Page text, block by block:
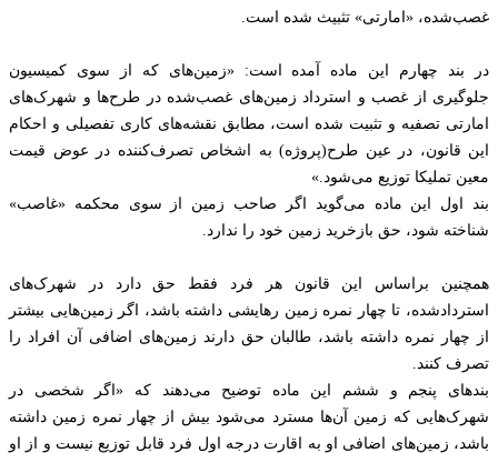
غصب‌شده، «امارتی» تثبیث شده است.
در بند چهارم این ماده آمده است: «زمین‌های که از سوی کمیسیون
جلوگیری از غصب و استرداد زمین‌های غصب‌شده در طرح‌ها و شهرک‌های
امارتی تصفیه و تثبیت شده است، مطابق نقشه‌های کاری تفصیلی و احکام
این قانون، در عین طرح(پروژه) به اشخاص تصرف‌کننده در عوض قیمت
معین تملیکا توزیع می‌شود.»
بند اول این ماده می‌گوید اگر صاحب زمین از سوی محکمه «غاصب»
شناخته شود، حق بازخرید زمین خود را ندارد.
همچنین براساس این قانون هر فرد فقط حق دارد در شهرک‌های
استردادشده، تا چهار نمره زمین رهایشی داشته باشد، اگر زمین‌هایی بیشتر
از چهار نمره داشته باشد، طالبان حق دارند زمین‌های اضافی آن افراد را
تصرف کنند.
بندهای پنجم و ششم این ماده توضیح می‎‌دهند که «اگر شخصی در
شهرک‌هایی که زمین آن‌ها مسترد می‌شود بیش از چهار نمره زمین داشته
باشد، زمین‌های اضافی او به اقارت درجه اول فرد قابل توزیع نیست و از او